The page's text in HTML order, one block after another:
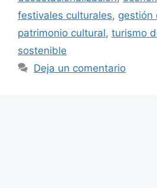
festivales culturales, gestión
patrimonio cultural, turismo
sostenible
Deja un comentario